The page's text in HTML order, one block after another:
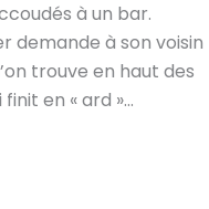
à un bar.
demande à son voisin
trouve en haut des
en « ard »...